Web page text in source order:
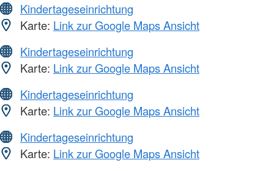
Kindertageseinrichtung
Karte: Link zur Google Maps Ansicht
Kindertageseinrichtung
Karte: Link zur Google Maps Ansicht
Kindertageseinrichtung
Karte: Link zur Google Maps Ansicht
Kindertageseinrichtung
Karte: Link zur Google Maps Ansicht